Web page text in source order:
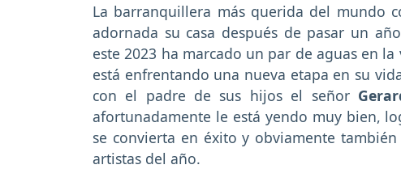
La barranquillera más querida del mundo
adornada su casa después de pasar un
este 2023 ha marcado un par de aguas en
está enfrentando una nueva etapa en su
con el padre de sus hijos el señor
afortunadamente le está yendo muy bien,
se convierta en éxito y obviamente
artistas del año.